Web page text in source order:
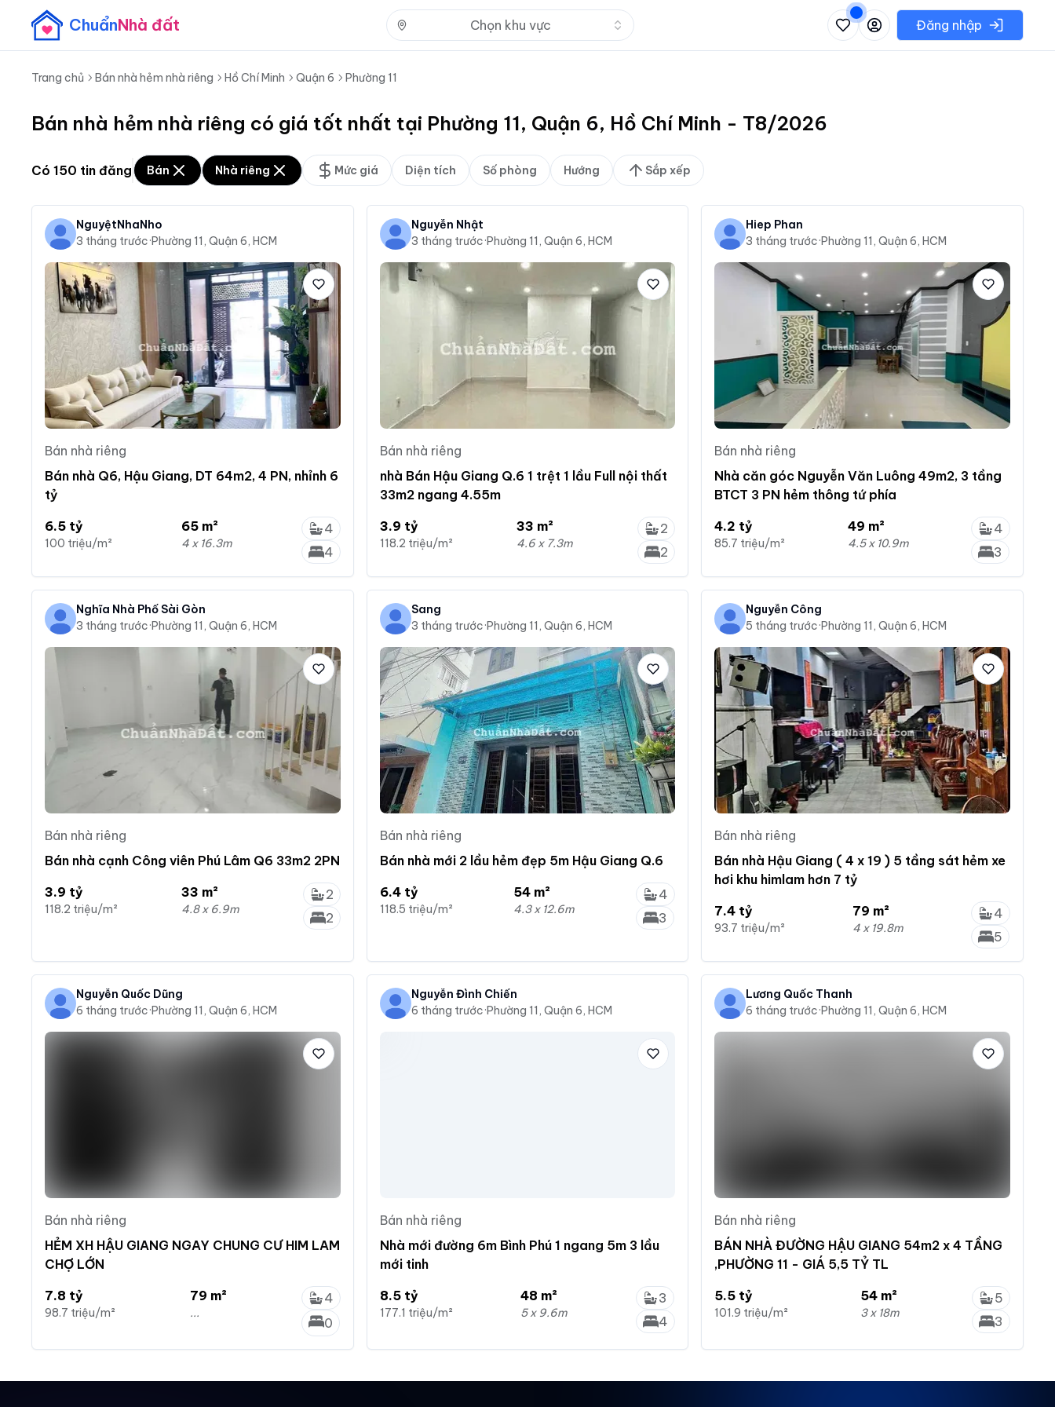
ChuẩnNhà đất Chọn khu vực Nhấn để mở danh sách các khu vực có thể chọnĐăng nhập
Trang chủ Bán nhà hẻm nhà riêng Hồ Chí Minh Quận 6 Phường 11
Bán nhà hẻm nhà riêng có giá tốt nhất tại Phường 11, Quận 6, Hồ Chí Minh - T8/2026
Có 150 tin đăng Bán Nhà riêng Mức giá Diện tích Số phòng Hướng Sắp xếp
NguyệtNhaNho
3 tháng trước·Phường 11, Quận 6, HCM
Bán nhà riêng
Bán nhà Q6, Hậu Giang, DT 64m2, 4 PN, nhỉnh 6
tỷ
6.5 tỷ
100 triệu/m²
65 m²
4 x 16.3m
4
4
Nguyễn Nhật
3 tháng trước·Phường 11, Quận 6, HCM
Bán nhà riêng
nhà Bán Hậu Giang Q.6 1 trệt 1 lầu Full nội thất
33m2 ngang 4.55m
3.9 tỷ
118.2 triệu/m²
33 m²
4.6 x 7.3m
2
2
Hiep Phan
3 tháng trước·Phường 11, Quận 6, HCM
Bán nhà riêng
Nhà căn góc Nguyễn Văn Luông 49m2, 3 tầng
BTCT 3 PN hẻm thông tứ phía
4.2 tỷ
85.7 triệu/m²
49 m²
4.5 x 10.9m
4
3
Nghĩa Nhà Phố Sài Gòn
3 tháng trước·Phường 11, Quận 6, HCM
Bán nhà riêng
Bán nhà cạnh Công viên Phú Lâm Q6 33m2 2PN
3.9 tỷ
118.2 triệu/m²
33 m²
4.8 x 6.9m
2
2
Sang
3 tháng trước·Phường 11, Quận 6, HCM
Bán nhà riêng
Bán nhà mới 2 lầu hẻm đẹp 5m Hậu Giang Q.6
6.4 tỷ
118.5 triệu/m²
54 m²
4.3 x 12.6m
4
3
Nguyễn Công
5 tháng trước·Phường 11, Quận 6, HCM
Bán nhà riêng
Bán nhà Hậu Giang ( 4 x 19 ) 5 tầng sát hẻm xe
hơi khu himlam hơn 7 tỷ
7.4 tỷ
93.7 triệu/m²
79 m²
4 x 19.8m
4
5
Nguyễn Quốc Dũng
6 tháng trước·Phường 11, Quận 6, HCM
Bán nhà riêng
HẺM XH HẬU GIANG NGAY CHUNG CƯ HIM LAM
CHỢ LỚN
7.8 tỷ
98.7 triệu/m²
79 m²
...
4
0
Nguyễn Đình Chiến
6 tháng trước·Phường 11, Quận 6, HCM
Bán nhà riêng
Nhà mới đường 6m Bình Phú 1 ngang 5m 3 lầu
mới tinh
8.5 tỷ
177.1 triệu/m²
48 m²
5 x 9.6m
3
4
Lương Quốc Thanh
6 tháng trước·Phường 11, Quận 6, HCM
Bán nhà riêng
BÁN NHÀ ĐƯỜNG HẬU GIANG 54m2 x 4 TẦNG
,PHƯỜNG 11 - GIÁ 5,5 TỶ TL
5.5 tỷ
101.9 triệu/m²
54 m²
3 x 18m
5
3